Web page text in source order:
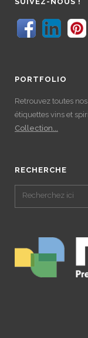
PORTFOLIO
Retrouvez toutes
étiquettes vins et
Collection...
RECHERCHE